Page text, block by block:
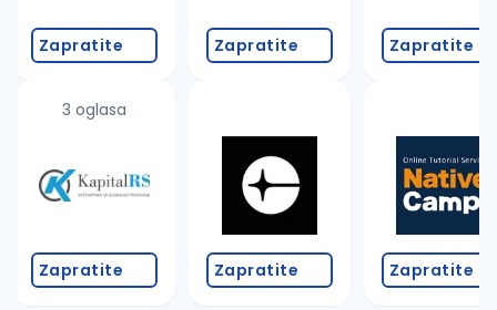
Zapratite
3 oglasa
Zapratite
Zapratite
Zapratite
Zapratite
Zapratite